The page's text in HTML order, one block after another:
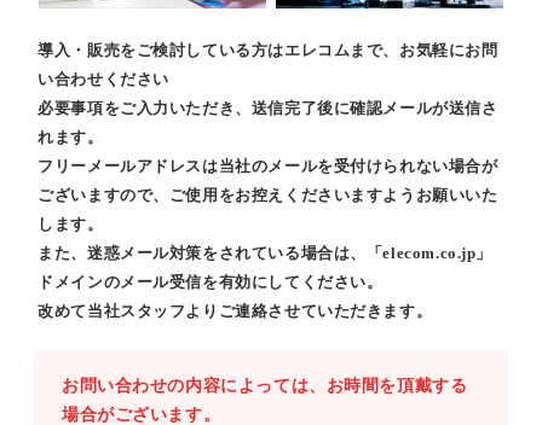
導入・販売をご検討している方はエレコムまで、お気軽にお問
い合わせください
必要事項をご入力いただき、送信完了後に確認メールが送信さ
れます。
フリーメールアドレスは当社のメールを受付けられない場合が
ございますので、ご使用をお控えくださいますようお願いいた
します。
また、迷惑メール対策をされている場合は、「elecom.co.jp」
ドメインのメール受信を有効にしてください。
改めて当社スタッフよりご連絡させていただきます。
お問い合わせの内容によっては、お時間を頂戴する
場合がございます。